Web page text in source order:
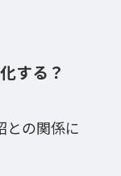
する？
との関係に